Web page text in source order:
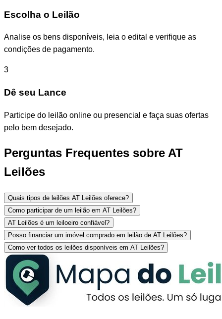
Escolha o Leilão
Analise os bens disponíveis, leia o edital e verifique as
condições de pagamento.
3
Dê seu Lance
Participe do leilão online ou presencial e faça suas ofertas
pelo bem desejado.
Perguntas Frequentes sobre AT
Leilões
Quais tipos de leilões AT Leilões oferece?
Como participar de um leilão em AT Leilões?
AT Leilões é um leiloeiro confiável?
Posso financiar um imóvel comprado em leilão de AT Leilões?
Como ver todos os leilões disponíveis em AT Leilões?